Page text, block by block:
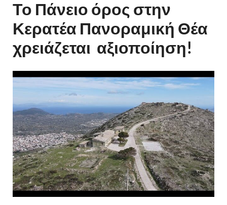
Το Πάνειο όρος στην
Κερατέα Πανοραμική Θέα
χρειάζεται αξιοποίηση!